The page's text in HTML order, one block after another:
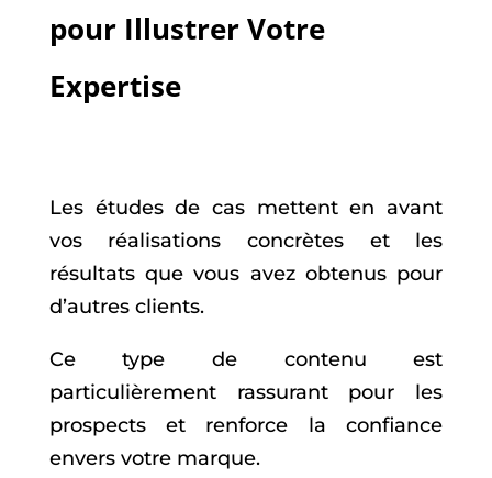
pour Illustrer Votre
Expertise
Les études de cas mettent en avant
vos réalisations concrètes et les
résultats que vous avez obtenus pour
d’autres clients.
Ce type de contenu est
particulièrement rassurant pour les
prospects et renforce la confiance
envers votre marque.